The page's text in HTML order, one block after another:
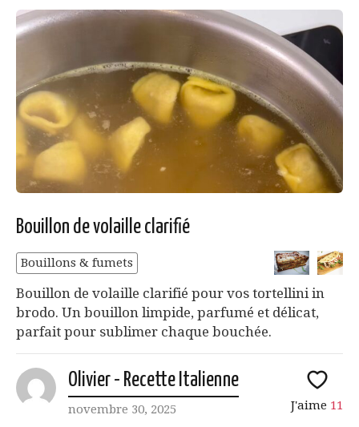
Bouillon de volaille clarifié
Bouillons & fumets
Bouillon de volaille clarifié pour vos tortellini in
brodo. Un bouillon limpide, parfumé et délicat,
parfait pour sublimer chaque bouchée.
Olivier - Recette Italienne
novembre 30, 2025 J'aime 11